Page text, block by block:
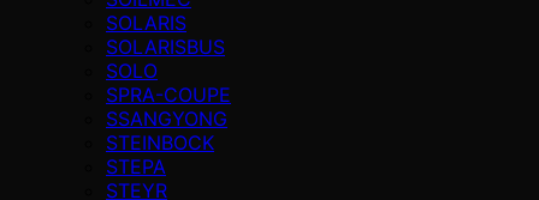
SOLARIS
SOLARISBUS
SOLO
SPRA-COUPE
SSANGYONG
STEINBOCK
STEPA
STEYR